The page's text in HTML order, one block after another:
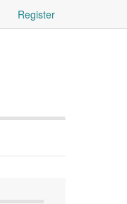
Register